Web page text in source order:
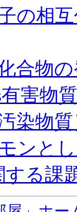
の相
合物
有害物
染物
ンと
する課